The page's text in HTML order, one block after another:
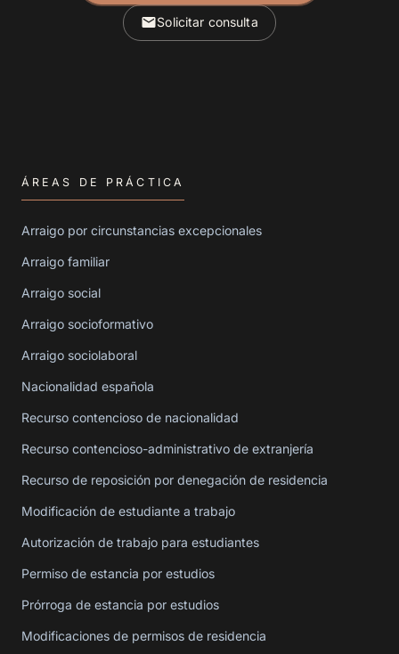
Solicitar consulta
ÁREAS DE PRÁCTICA
Arraigo por circunstancias excepcionales
Arraigo familiar
Arraigo social
Arraigo socioformativo
Arraigo sociolaboral
Nacionalidad española
Recurso contencioso de nacionalidad
Recurso contencioso-administrativo de extranjería
Recurso de reposición por denegación de residencia
Modificación de estudiante a trabajo
Autorización de trabajo para estudiantes
Permiso de estancia por estudios
Prórroga de estancia por estudios
Modificaciones de permisos de residencia